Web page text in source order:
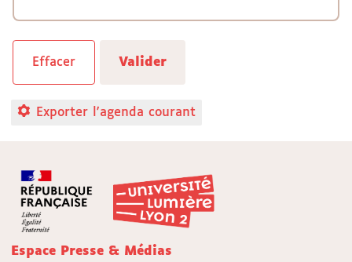
Exporter l'agenda courant
Espace Presse & Médias